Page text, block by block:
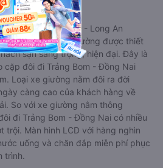
tiện nghi
Đồng Nai từ Tân An - Long An
đặc biệt. Với mỗi giường được thiết
sạn sang trọng, hiện đại. Đây là
cặp đôi đi Trảng Bom - Đồng Nai
Loại xe giường nằm đôi ra đời
càng cao của khách hàng về
So với xe giường nằm thông
đi Trảng Bom - Đồng Nai có nhiều
trội. Màn hình LCD với hàng nghìn
uống và chăn đắp miễn phí phục
trình.